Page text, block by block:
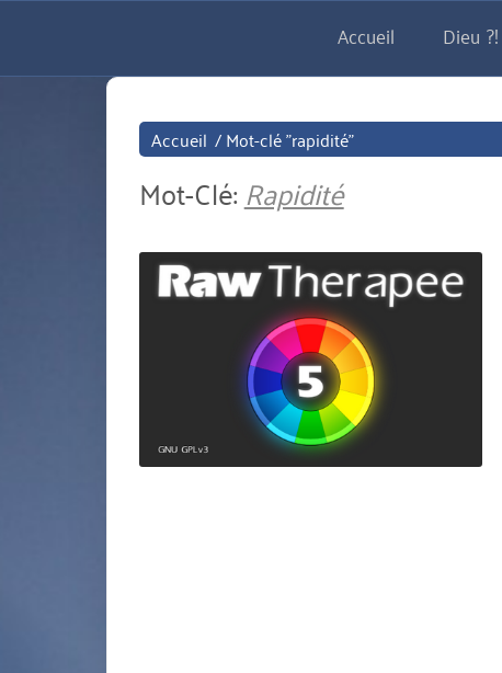
au
Accueil Dieu ?!
Accueil /Mot-clé "rapidité"
Mot-Clé: Rapidité
miniature